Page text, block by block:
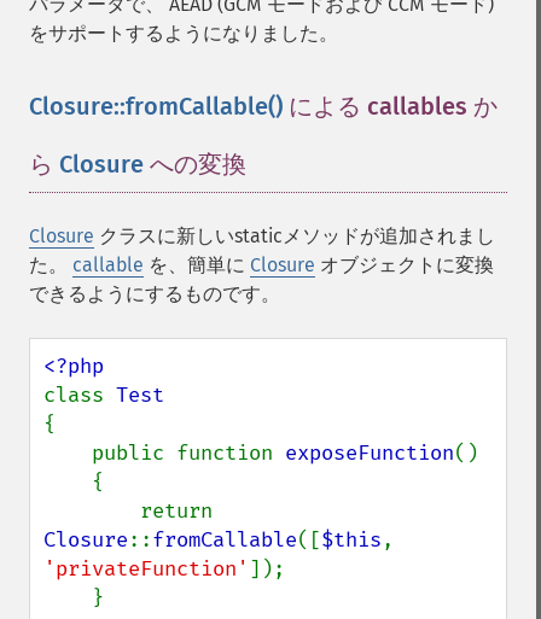
をサポートするようになりました。
Closure::fromCallable() による callables か
ら Closure への変換
Closure クラスに新しいstaticメソッドが追加されまし
た。 callable を、簡単に Closure オブジェクトに変換
できるようにするものです。
class
{
    public function
exposeFunction()
Closure::fromCallable([$this
'privateFunction' ]);